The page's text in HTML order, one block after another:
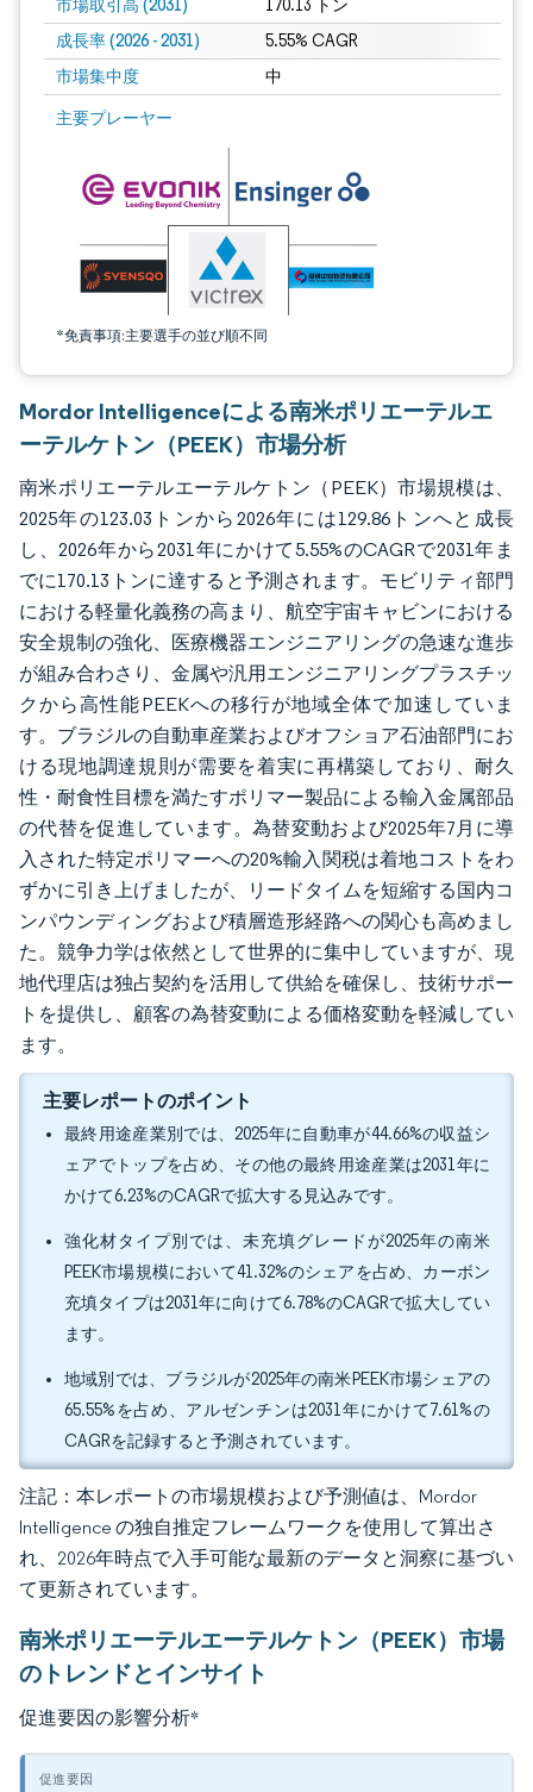
市場取引高 (2031) 170.13 トン
成長率 (2026 - 2031) 5.55% CAGR
市場集中度 中
主要プレーヤー
*免責事項:主要選手の並び順不同
画像 © Mordor Intelligence。再利用にはCC BY 4.0の表示が必要です。
Mordor Intelligenceによる南米ポリエーテルエ
ーテルケトン（PEEK）市場分析
南米ポリエーテルエーテルケトン（PEEK）市場規模は、
2025年の123.03トンから2026年には129.86トンへと成長
し、2026年から2031年にかけて5.55%のCAGRで2031年ま
でに170.13トンに達すると予測されます。モビリティ部門
における軽量化義務の高まり、航空宇宙キャビンにおける
安全規制の強化、医療機器エンジニアリングの急速な進歩
が組み合わさり、金属や汎用エンジニアリングプラスチッ
クから高性能PEEKへの移行が地域全体で加速していま
す。ブラジルの自動車産業およびオフショア石油部門にお
ける現地調達規則が需要を着実に再構築しており、耐久
性・耐食性目標を満たすポリマー製品による輸入金属部品
の代替を促進しています。為替変動および2025年7月に導
入された特定ポリマーへの20%輸入関税は着地コストをわ
ずかに引き上げましたが、リードタイムを短縮する国内コ
ンパウンディングおよび積層造形経路への関心も高めまし
た。競争力学は依然として世界的に集中していますが、現
地代理店は独占契約を活用して供給を確保し、技術サポー
トを提供し、顧客の為替変動による価格変動を軽減してい
ます。
主要レポートのポイント
最終用途産業別では、2025年に自動車が44.66%の収益シ
ェアでトップを占め、その他の最終用途産業は2031年に
かけて6.23%のCAGRで拡大する見込みです。
強化材タイプ別では、未充填グレードが2025年の南米
PEEK市場規模において41.32%のシェアを占め、カーボン
充填タイプは2031年に向けて6.78%のCAGRで拡大してい
ます。
地域別では、ブラジルが2025年の南米PEEK市場シェアの
65.55%を占め、アルゼンチンは2031年にかけて7.61%の
CAGRを記録すると予測されています。
注記：本レポートの市場規模および予測値は、Mordor
Intelligence の独自推定フレームワークを使用して算出さ
れ、2026年時点で入手可能な最新のデータと洞察に基づい
て更新されています。
南米ポリエーテルエーテルケトン（PEEK）市場
のトレンドとインサイト
促進要因の影響分析*